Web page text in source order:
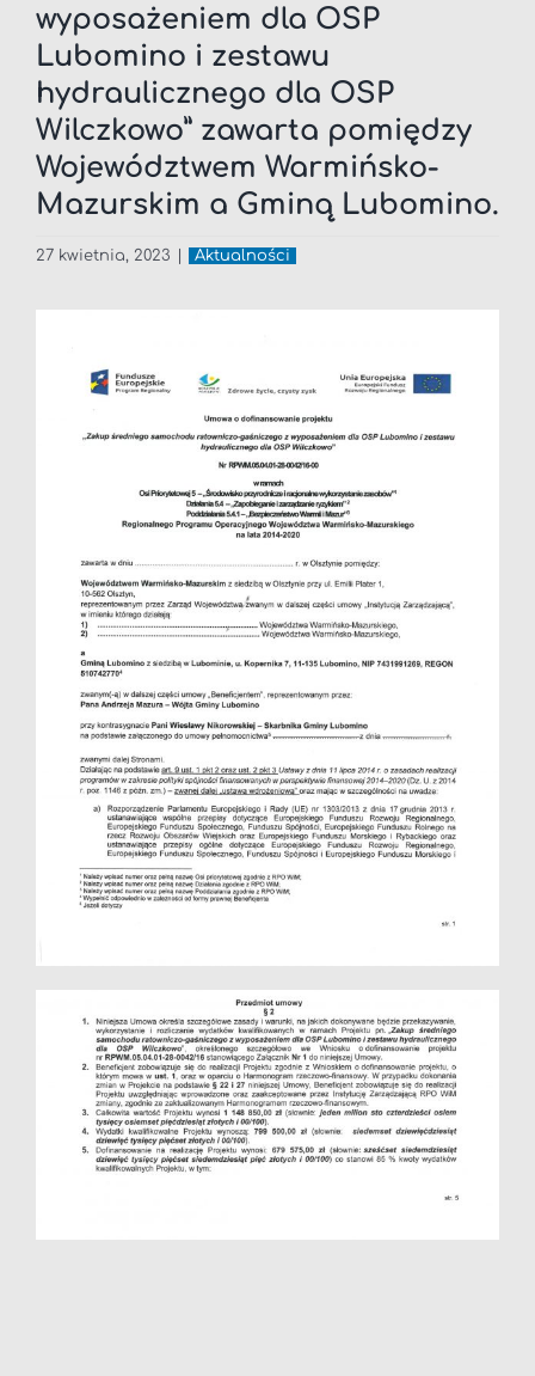
wyposażeniem dla OSP
Lubomino i zestawu
hydraulicznego dla OSP
Wilczkowo” zawarta pomiędzy
Województwem Warmińsko-
Mazurskim a Gminą Lubomino.
27 kwietnia, 2023 Aktualności